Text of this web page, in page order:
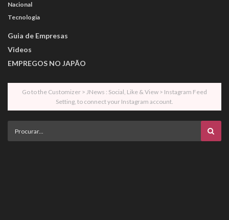
Nacional
Tecnologia
Guia de Empresas
Videos
EMPREGOS NO JAPÃO
Go to the Customizer > JNews : Social, Like & View > Instagram Feed
Setting, to connect your Instagram account.